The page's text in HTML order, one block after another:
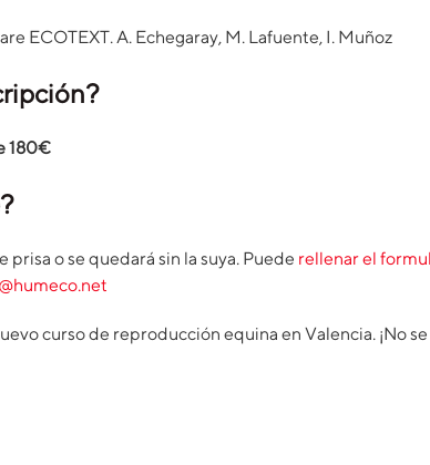
ECOTEXT. A. Echegaray, M. Lafuente, I. Muñoz
180€
prisa o se quedará sin la suya. Puede rellenar el
curso de reproducción equina en Valencia. ¡No